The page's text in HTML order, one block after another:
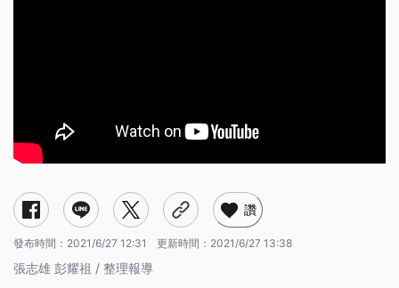
讚
發布時間： 2021/6/27 12:31 更新時間： 2021/6/27 13:38
張志雄 彭耀祖 / 整理報導